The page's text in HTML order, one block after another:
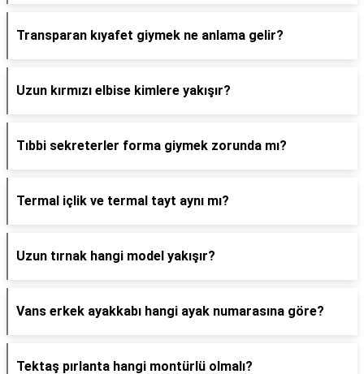
Transparan kıyafet giymek ne anlama gelir?
Uzun kırmızı elbise kimlere yakışır?
Tıbbi sekreterler forma giymek zorunda mı?
Termal içlik ve termal tayt aynı mı?
Uzun tırnak hangi model yakışır?
Vans erkek ayakkabı hangi ayak numarasına göre?
Tektaş pırlanta hangi montürlü olmalı?